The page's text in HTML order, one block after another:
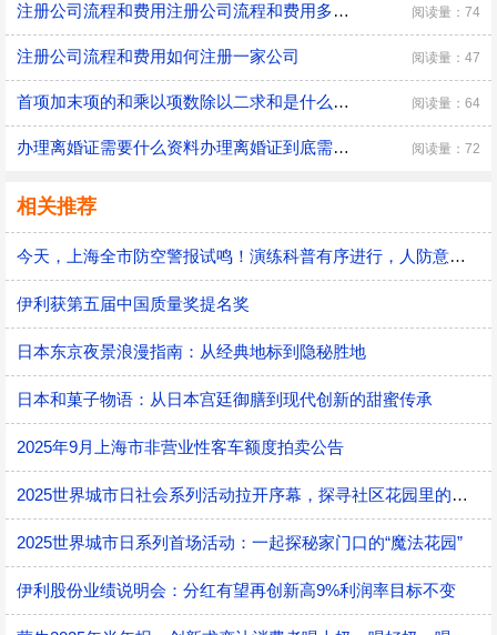
注册公司流程和费用注册公司流程和费用多少钱 阅读量：74
注册公司流程和费用如何注册一家公司 阅读量：47
首项加末项的和乘以项数除以二求和是什么意思首项加末项的和乘以项数除以二求和是什么公式 阅读量：64
办理离婚证需要什么资料办理离婚证到底需要什么资料 阅读量：72
相关推荐
今天，上海全市防空警报试鸣！演练科普有序进行，人防意识“声入人心”
伊利获第五届中国质量奖提名奖
日本东京夜景浪漫指南：从经典地标到隐秘胜地
日本和菓子物语：从日本宫廷御膳到现代创新的甜蜜传承
2025年9月上海市非营业性客车额度拍卖公告
2025世界城市日社会系列活动拉开序幕，探寻社区花园里的智慧应用
2025世界城市日系列首场活动：一起探秘家门口的“魔法花园”
伊利股份业绩说明会：分红有望再创新高9%利润率目标不变